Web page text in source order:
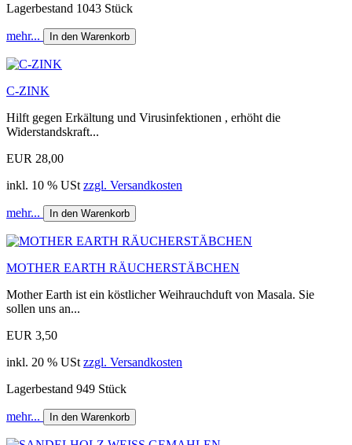
Lagerbestand 1043 Stück
mehr... In den Warenkorb
C-ZINK
Hilft gegen Erkältung und Virusinfektionen , erhöht die
Widerstandskraft...
EUR 28,00
inkl. 10 % USt zzgl. Versandkosten
mehr... In den Warenkorb
MOTHER EARTH RÄUCHERSTÄBCHEN
Mother Earth ist ein köstlicher Weihrauchduft von Masala. Sie
sollen uns an...
EUR 3,50
inkl. 20 % USt zzgl. Versandkosten
Lagerbestand 949 Stück
mehr... In den Warenkorb